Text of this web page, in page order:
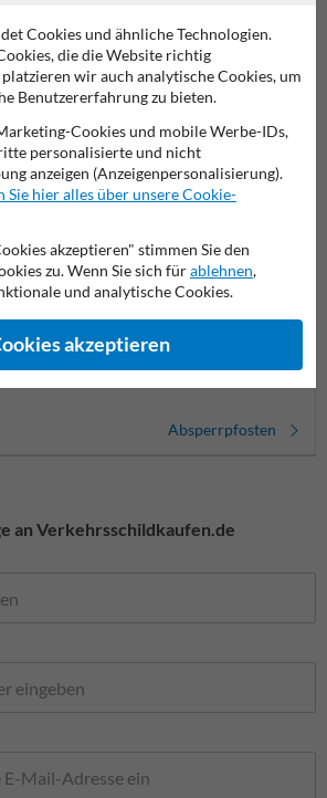
dieser Gruppe
Flexible Poller
Absperrpfosten
an Verkehrsschildkaufen.de
Cookies und ähnliche Technologien.
die die Website richtig
wir auch analytische Cookies, um
Benutzererfahrung zu bieten.
Cookies und mobile Werbe-IDs,
personalisierte und nicht
anzeigen (Anzeigenpersonalisierung).
Sie hier alles über unsere Cookie-
akzeptieren" stimmen Sie den
zu. Wenn Sie sich fürablehnen,
und analytische Cookies.
akzeptieren